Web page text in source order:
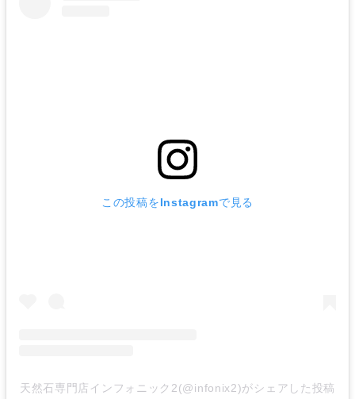
この投稿をInstagramで見る
天然石専門店インフォニック2(@infonix2)がシェアした投稿